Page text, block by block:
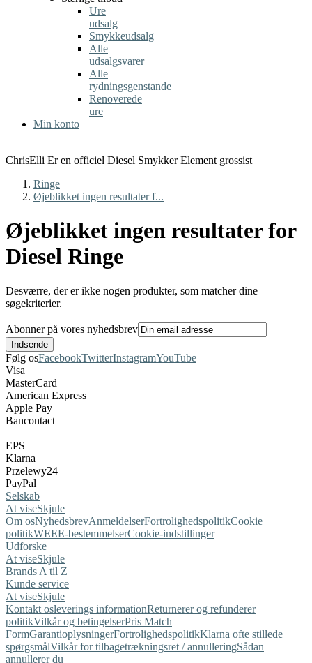
Ure
udsalg
Smykkeudsalg
Alle
udsalgsvarer
Alle
rydningsgenstande
Renoverede
ure
Min konto
ChrisElli Er en officiel Diesel Smykker Element grossist
Ringe
Øjeblikket ingen resultater f...
Øjeblikket ingen resultater for
Diesel Ringe
Desværre, der er ikke nogen produkter, som matcher dine
søgekriterier.
Abonner på vores nyhedsbrev
Følg osFacebookTwitterInstagramYouTube
Visa
MasterCard
American Express
Apple Pay
Bancontact
EPS
Klarna
Przelewy24
PayPal
Selskab
At viseSkjule
Om osNyhedsbrevAnmeldelserFortrolighedspolitikCookie
politikWEEE-bestemmelserCookie-indstillinger
Udforske
At viseSkjule
Brands A til Z
Kunde service
At viseSkjule
Kontakt osleverings informationReturnerer og refunderer
politikVilkår og betingelserPris Match
FormGarantioplysningerFortrolighedspolitikKlarna ofte stillede
spørgsmålVilkår for tilbagetrækningsret / annulleringSådan
annullerer du